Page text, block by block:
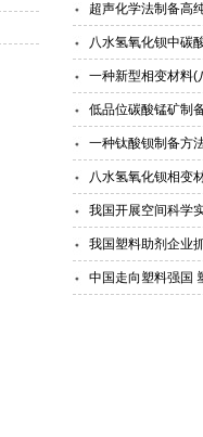
超声化学法制备高
八水氢氧化钡中碳
一种新型相变材料(
低品位碳酸锰矿制
一种钛酸钡制备方
八水氢氧化钡相变
我国开展空间科学
我国塑料助剂企业
中国走向塑料强国